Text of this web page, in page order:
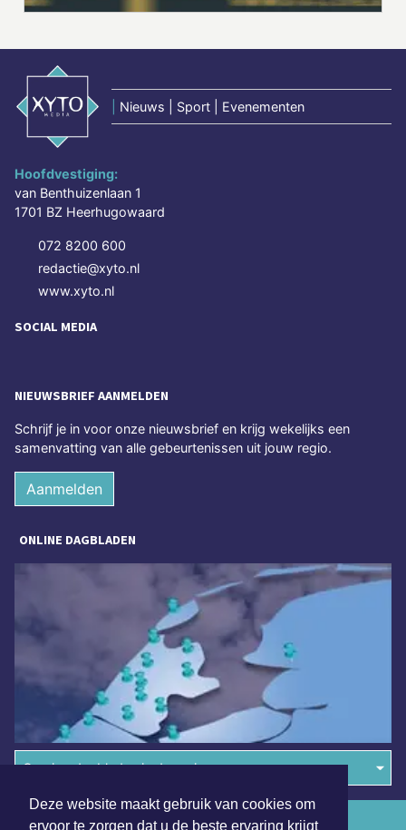
Deze website maakt gebruik van cookies om
ervoor te zorgen dat u de beste ervaring krijgt
Nieuws | Sport | Evenementen
Hoofdvestiging:
van Benthuizenlaan 1
1701 BZ Heerhugowaard
072 8200 600
redactie@xyto.nl
www.xyto.nl
SOCIAL MEDIA
NIEUWSBRIEF AANMELDEN
Schrijf je in voor onze nieuwsbrief en krijg wekelijks een
samenvatting van alle gebeurtenissen uit jouw regio.
Aanmelden
ONLINE DAGBLADEN
Overige dagbladen in de regio
Algemene voorwaarden